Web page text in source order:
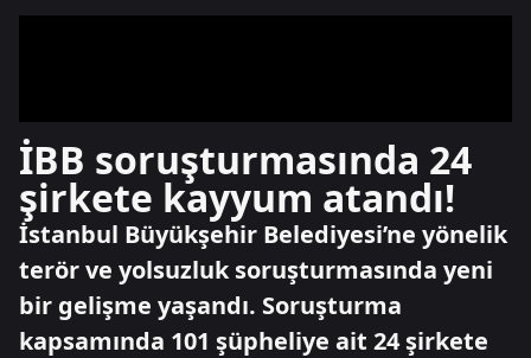
İBB soruşturmasında 24
şirkete kayyum atandı!
İstanbul Büyükşehir Belediyesi’ne yönelik
terör ve yolsuzluk soruşturmasında yeni
bir gelişme yaşandı. Soruşturma
kapsamında 101 şüpheliye ait 24 şirkete